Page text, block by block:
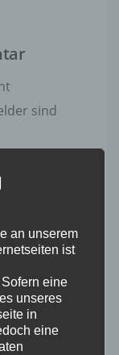
sind
an unserem
ist
eine
unseres
in
eine